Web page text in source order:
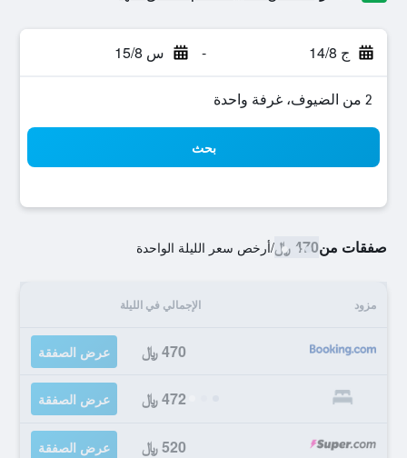
ج 14/8 - س 15/8
2 من الضيوف، غرفة واحدة
بحث
صفقات من470 ﷼ /أرخص سعر الليلة الواحدة
مزود الإجمالي في الليلة
470 ﷼ عرض الصفقة
472 ﷼ عرض الصفقة
520 ﷼ عرض الصفقة